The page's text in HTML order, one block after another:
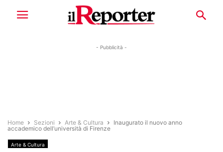
- Pubblicità -
Home Sezioni Arte & Cultura
Inaugurato il nuovo anno
accademico dell’università di Firenze
Arte & Cultura